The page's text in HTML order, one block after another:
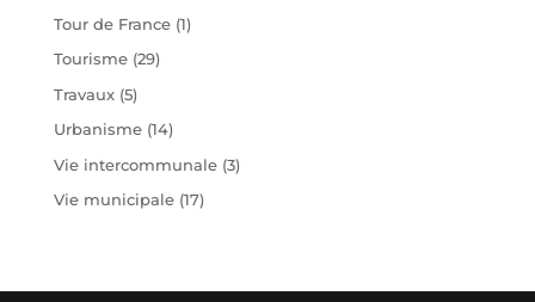
Tour de France(1)
Tourisme(29)
Travaux(5)
Urbanisme(14)
Vie intercommunale(3)
Vie municipale(17)